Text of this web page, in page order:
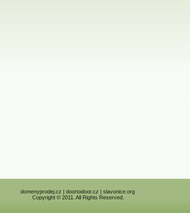
domenyprodej.cz | doortodoor.cz | slavonice.org
Copyright © 2011. All Rights Reserved.